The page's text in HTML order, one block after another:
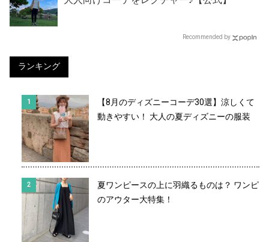
Recommended by
ランキング
【8月のディズニーコーデ30選】涼しくて
動きやすい！ 大人の夏ディズニーの服装
夏ワンピースの上に羽織るものは？ ワンピ
のアウター大特集！